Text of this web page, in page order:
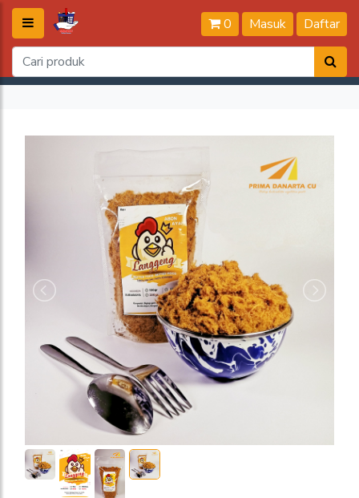
0 Masuk Daftar